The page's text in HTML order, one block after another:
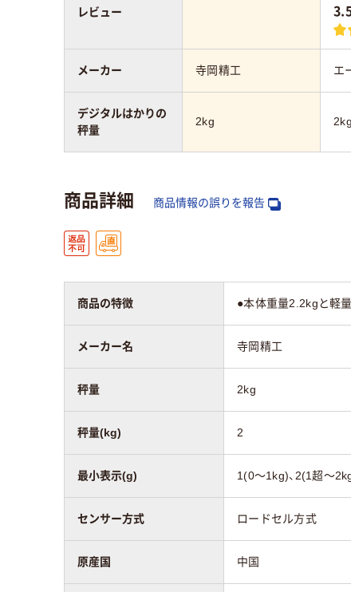
寺岡精工 エ
2kg 2kg
レビュー
メーカー
デジタルはかりの
秤量
商品詳細 商品情報の誤りを報告
商品の特徴 ●本体重量2.2kgと軽
メーカー名 寺岡精工
秤量 2kg
秤量(kg) 2
最小表示(g) 1(0～1kg)、2(1超～
センサー方式 ロードセル方式
原産国 中国